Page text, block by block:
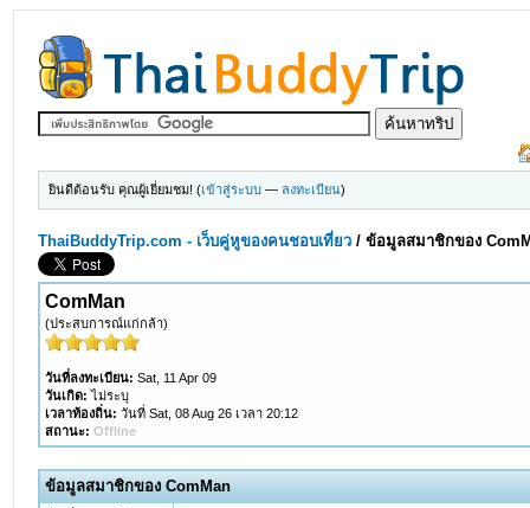
ยินดีต้อนรับ คุณผู้เยี่ยมชม! (เข้าสู่ระบบ — ลงทะเบียน)
ThaiBuddyTrip.com - เว็บคู่หูของคนชอบเที่ยว /ข้อมูลสมาชิกของ
ComMan
(ประสบการณ์แก่กล้า)
วันที่ลงทะเบียน: Sat, 11 Apr 09
วันเกิด: ไม่ระบุ
เวลาท้องถิ่น: วันที่ Sat, 08 Aug 26 เวลา 20:12
สถานะ: Offline
ข้อมูลสมาชิกของ ComMan